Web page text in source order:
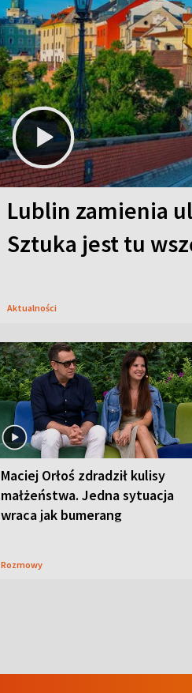
Lublin zamienia
Sztuka jest tu
Aktualności
Maciej Orłoś zdradził kulisy
małżeństwa. Jedna sytuacja
wraca jak bumerang
Rozmowy